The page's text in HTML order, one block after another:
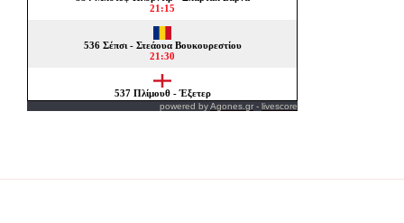
powered byAgones.gr - livescore